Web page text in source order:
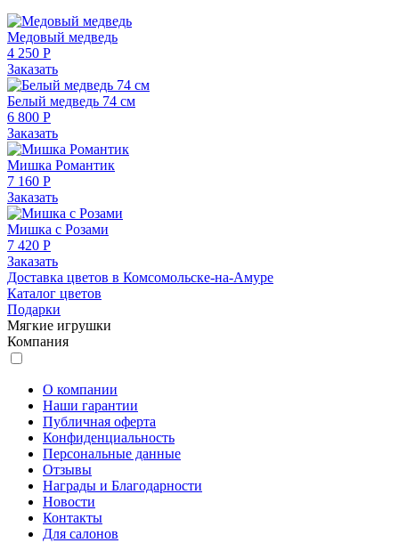
Медовый медведь
4 250 Р
Заказать
Белый медведь 74 см
6 800 Р
Заказать
Мишка Романтик
7 160 Р
Заказать
Мишка с Розами
7 420 Р
Заказать
Доставка цветов в Комсомольске-на-Амуре
Каталог цветов
Подарки
Мягкие игрушки
Компания
О компании
Наши гарантии
Публичная оферта
Конфиденциальность
Персональные данные
Отзывы
Награды и Благодарности
Новости
Контакты
Для салонов